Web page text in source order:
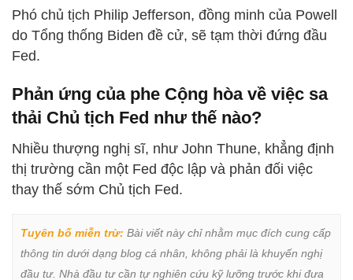
Phó chủ tịch Philip Jefferson, đồng minh của Powell
do Tổng thống Biden đề cử, sẽ tạm thời đứng đầu
Fed.
Phản ứng của phe Cộng hòa về việc sa
thải Chủ tịch Fed như thế nào?
Nhiều thượng nghị sĩ, như John Thune, khẳng định
thị trường cần một Fed độc lập và phản đối việc
thay thế sớm Chủ tịch Fed.
Tuyên bố miễn trừ: Bài viết này chỉ nhằm mục đích cung cấp
thông tin dưới dạng blog cá nhân, không phải là khuyến nghị
đầu tư. Nhà đầu tư cần tự nghiên cứu kỹ lưỡng trước khi đưa